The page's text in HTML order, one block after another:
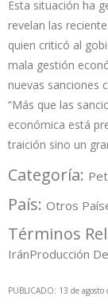
Esta situación ha
revelan las
quien criticó al
mala gestión
nuevas sanciones
“Más que las
económica está
traición sino un
Categoría:
País: Otros
Términos
IránProducción
PUBLICADO: 13 de agosto